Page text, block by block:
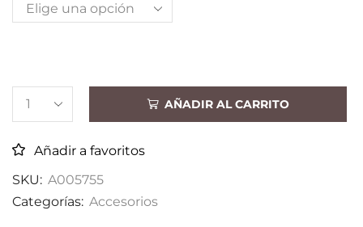
AÑADIR AL CARRITO
Añadir a favoritos
SKU: A005755
Categorías: Accesorios